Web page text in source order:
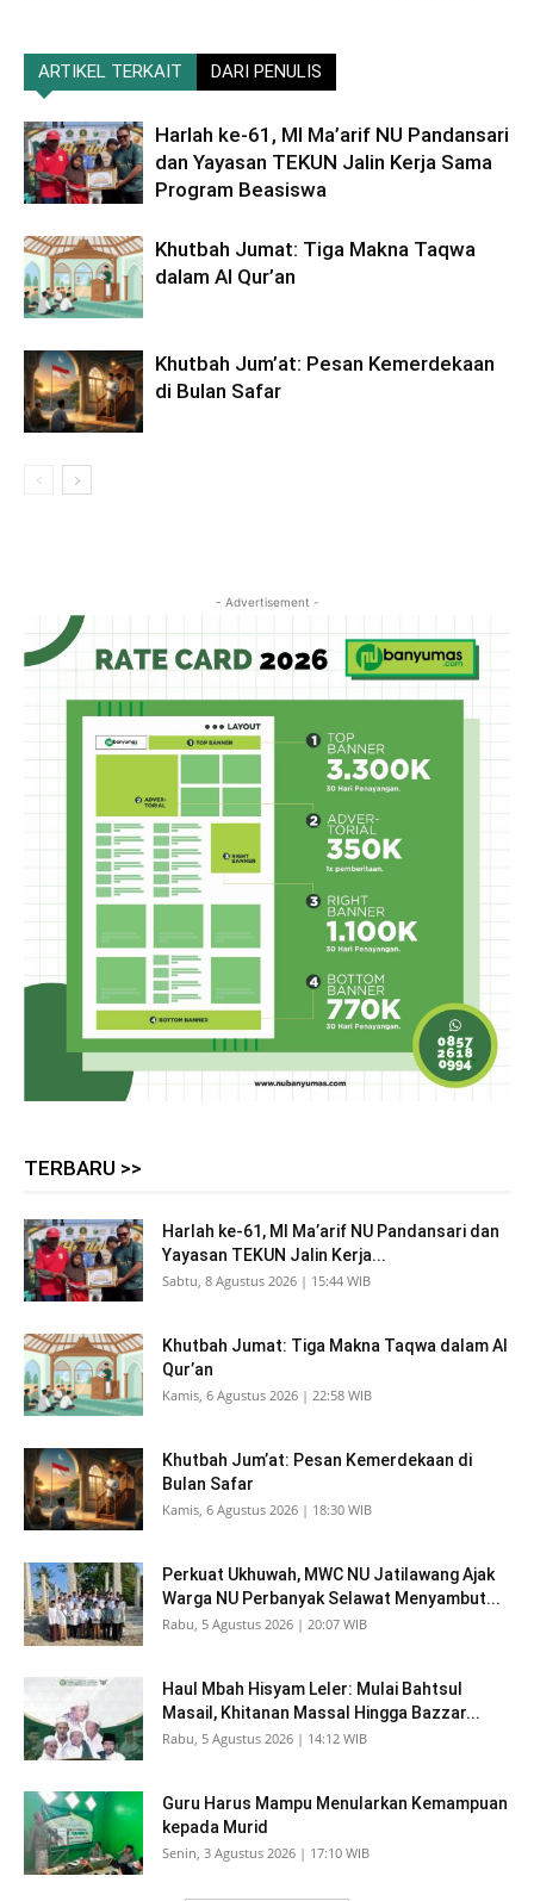
ARTIKEL TERKAIT DARI PENULIS
Harlah ke-61, MI Ma’arif NU Pandansari
dan Yayasan TEKUN Jalin Kerja Sama
Program Beasiswa
Khutbah Jumat: Tiga Makna Taqwa
dalam Al Qur’an
Khutbah Jum’at: Pesan Kemerdekaan
di Bulan Safar
- Advertisement -
TERBARU >>
Harlah ke-61, MI Ma’arif NU Pandansari dan
Yayasan TEKUN Jalin Kerja...
Sabtu, 8 Agustus 2026 | 15:44 WIB
Khutbah Jumat: Tiga Makna Taqwa dalam Al
Qur’an
Kamis, 6 Agustus 2026 | 22:58 WIB
Khutbah Jum’at: Pesan Kemerdekaan di
Bulan Safar
Kamis, 6 Agustus 2026 | 18:30 WIB
Perkuat Ukhuwah, MWC NU Jatilawang Ajak
Warga NU Perbanyak Selawat Menyambut...
Rabu, 5 Agustus 2026 | 20:07 WIB
Haul Mbah Hisyam Leler: Mulai Bahtsul
Masail, Khitanan Massal Hingga Bazzar...
Rabu, 5 Agustus 2026 | 14:12 WIB
Guru Harus Mampu Menularkan Kemampuan
kepada Murid
Senin, 3 Agustus 2026 | 17:10 WIB